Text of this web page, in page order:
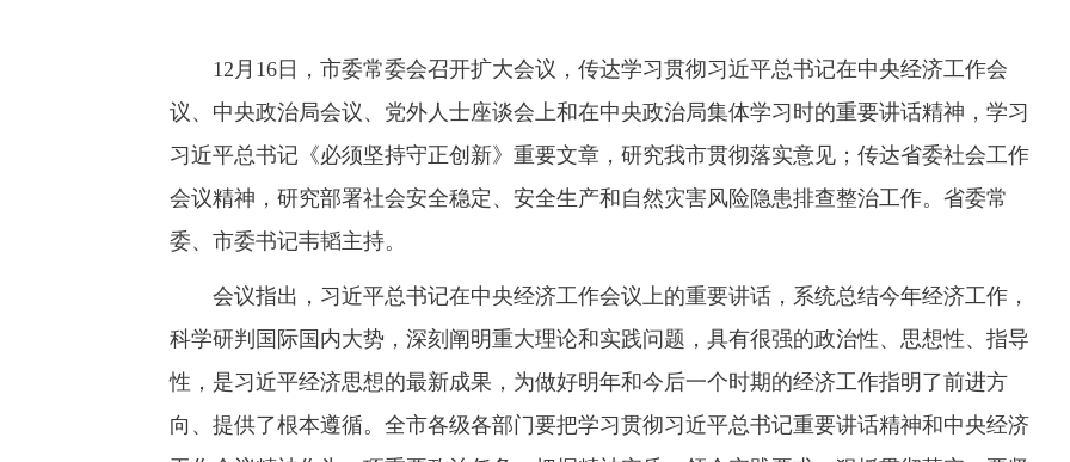
12月16日，市委常委会召开扩大会议，传达学习贯彻习近平总书记在中央经济工作会
议、中央政治局会议、党外人士座谈会上和在中央政治局集体学习时的重要讲话精神，学习
习近平总书记《必须坚持守正创新》重要文章，研究我市贯彻落实意见；传达省委社会工作
会议精神，研究部署社会安全稳定、安全生产和自然灾害风险隐患排查整治工作。省委常
委、市委书记韦韬主持。
会议指出，习近平总书记在中央经济工作会议上的重要讲话，系统总结今年经济工作，
科学研判国际国内大势，深刻阐明重大理论和实践问题，具有很强的政治性、思想性、指导
性，是习近平经济思想的最新成果，为做好明年和今后一个时期的经济工作指明了前进方
向、提供了根本遵循。全市各级各部门要把学习贯彻习近平总书记重要讲话精神和中央经济